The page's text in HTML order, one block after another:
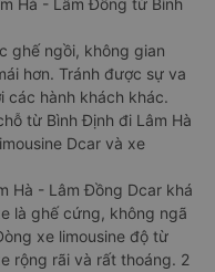
Hà - Lâm Đồng từ Bình
ghế ngồi, không gian
hơn. Tránh được sự va
các hành khách khác.
từ Bình Định đi Lâm Hà
Dcar và xe
Hà - Lâm Đồng Dcar khá
là ghế cứng, không ngã
xe limousine độ từ
rộng rãi và rất thoáng. 2